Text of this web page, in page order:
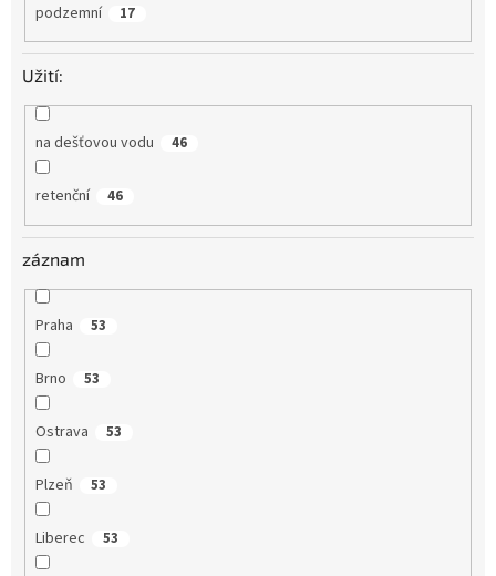
podzemní 17
Užití:
na dešťovou vodu 46
retenční 46
záznam
Praha 53
Brno 53
Ostrava 53
Plzeň 53
Liberec 53